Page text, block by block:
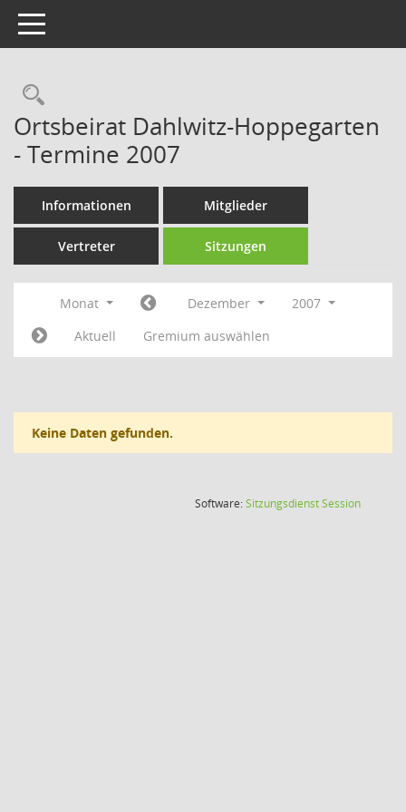
Toggle navigation
Rechercheauswahl
Ortsbeirat Dahlwitz-Hoppegarten
- Termine 2007
Informationen Mitglieder
Vertreter Sitzungen
Monat Dezember
2007
Aktuell
Gremium auswählen
Keine Daten gefunden.
Software:SitzungsdienstSession(Wird in